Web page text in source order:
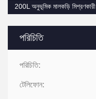
পরিচিতি
পরিচিতি:
টেলিফোন:
200L অনুভূমিক মালকড়ি মিশ্রণকারী